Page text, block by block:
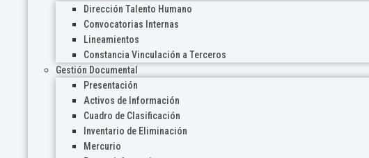
Dirección Talento Humano
Convocatorias Internas
Lineamientos
Constancia Vinculación a Terceros
Gestión Documental
Presentación
Activos de Información
Cuadro de Clasificación
Inventario de Eliminación
Mercurio